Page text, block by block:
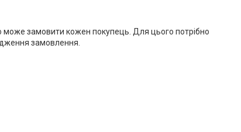
може замовити кожен покупець. Для цього потрібно
замовлення.